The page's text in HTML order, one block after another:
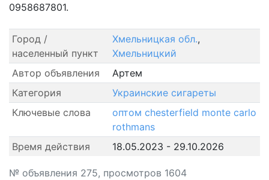
0958687801.
Город /
населенный пункт
Хмельницкая обл.,
Хмельницкий
Автор объявления
Артем
Категория
Украинские сигареты
Ключевые слова
оптом chesterfield monte carlo
rothmans
Время действия
18.05.2023 - 29.10.2026
№ объявления 275, просмотров 1604